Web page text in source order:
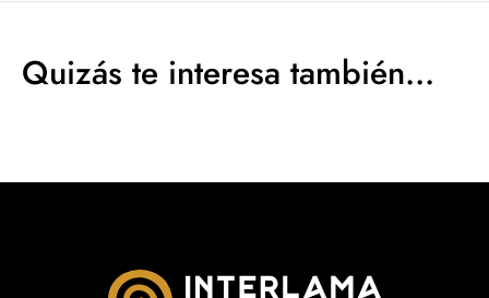
Quizás te interesa también...